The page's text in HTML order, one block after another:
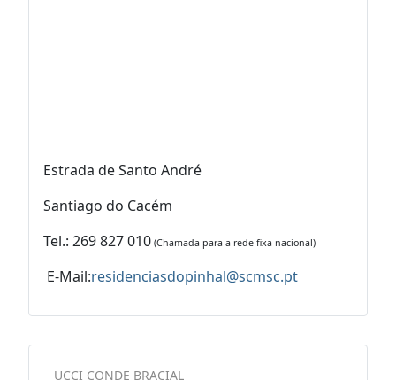
UCCI CONDE BRACIAL
Estrada de Santo André
Santiago do Cacém
Tel.: 269 827 010 (Chamada para a rede fixa nacional)
E-Mail:residenciasdopinhal@scmsc.pt